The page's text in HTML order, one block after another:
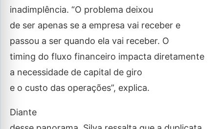
inadimplência. “O problema deixou
de ser apenas se a empresa vai receber e
passou a ser quando ela vai receber. O
timing do fluxo financeiro impacta diretamente
a necessidade de capital de giro
e o custo das operações”, explica.
Diante